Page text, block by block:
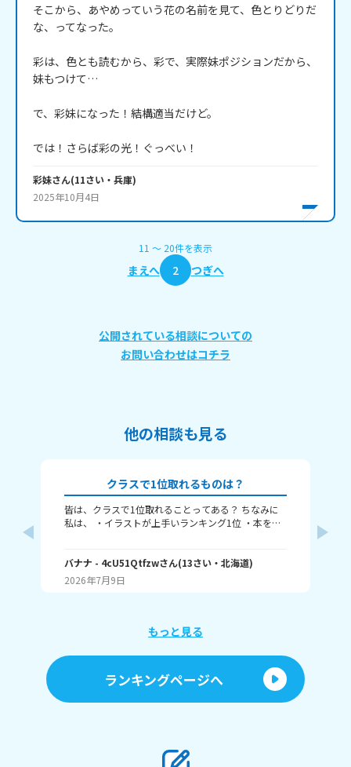
そこから、あやめっていう花の名前を見て、色とりどりだ
な、ってなった。
彩は、色とも読むから、彩で、実際妹ポジションだから、
妹もつけて…
で、彩妹になった！結構適当だけど。
では！さらば彩の光！ぐっべい！
彩妹さん(11さい・ 兵庫)
2025年10月4日
11 〜 20件を表示
まえへ 2 つぎへ
公開されている相談についての
お問い合わせはコチラ
他の相談も見る
クラスで1位取れるものは？
皆は、クラスで1位取れることってある？ ちなみに
私は、 ・イラストが上手いランキング1位 ・本を読
ングで1位取れる？ 書いてくれたら嬉しいです！ じ
ゃね。
バナナ - 4cU51Qtfzwさん(13さい・ 北海道)
2026年7月9日
もっと見る
ランキングページへ